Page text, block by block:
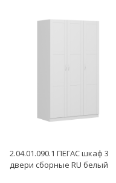
2.04.01.090.1 ПЕГАС шкаф 3
двери сборные RU белый